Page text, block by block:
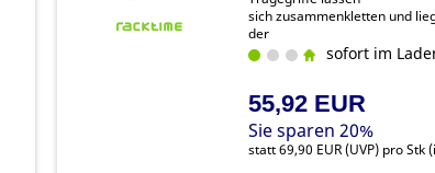
sich zusammenkletten und
der
Hand, dank des integrieten
sofort im
55,92 EUR
Sie sparen 20%
statt69,90 EUR(UVP) pro Stk